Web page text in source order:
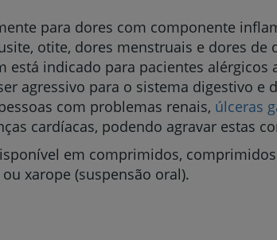
e acompanhantes
Center
para dores com componente
otite, dores menstruais e dores de
está indicado para pacientes alérgicos
agressivo para o sistema digestivo e
com problemas renais, úlceras
cardíacas, podendo agravar estas
em comprimidos,
xarope (suspensão oral).